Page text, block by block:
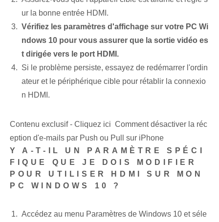
ur la bonne entrée HDMI.
Vérifiez les paramètres d'affichage sur votre PC Wi
ndows 10 pour vous assurer que la sortie vidéo es
t dirigée vers le port HDMI.
Si le problème persiste, essayez de redémarrer l'ordin
ateur et le périphérique cible pour rétablir la connexio
n HDMI.
Contenu exclusif - Cliquez ici Comment désactiver la réc
eption d'e-mails par Push ou Pull sur iPhone
Y A-T-IL UN PARAMÈTRE SPÉCI
FIQUE QUE JE DOIS MODIFIER
POUR UTILISER HDMI SUR MON
PC WINDOWS 10 ?
Accédez au menu Paramètres de Windows 10 et séle